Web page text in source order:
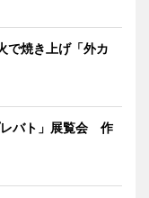
焼き上げ「外カ
レバト」展覧会 作